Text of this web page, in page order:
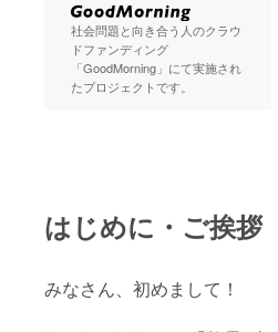
社会問題と向き合う人のクラウ
ドファンディング
「GoodMorning」にて実施され
たプロジェクトです。
はじめに・ご挨拶
みなさん、初めまして！